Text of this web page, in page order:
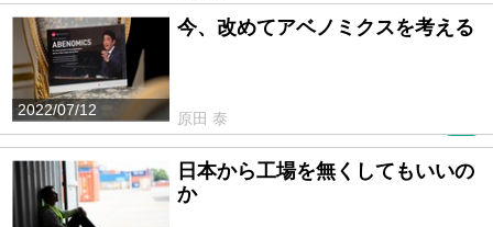
2022/07/12
今、改めてアベノミクスを考える
原田 泰
日本から工場を無くしてもいいの
か